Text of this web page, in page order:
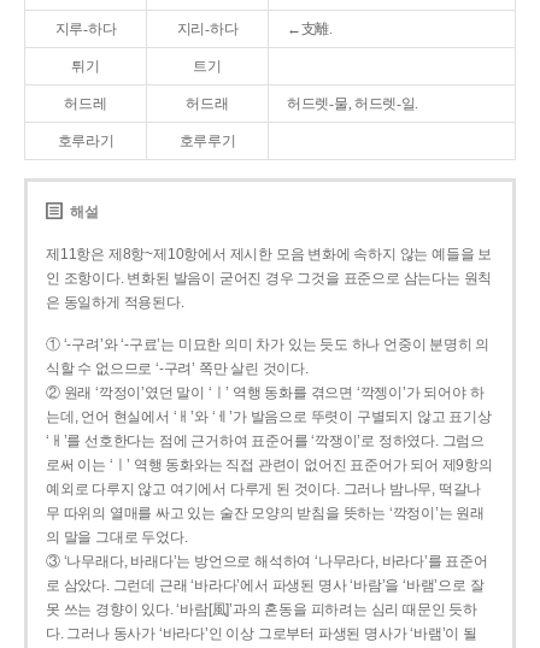
지루-하다 지리-하다 ←支離.
튀기 트기
허드레 허드래 허드렛-물, 허드렛-일.
호루라기 호루루기
해설
제11항은 제8항~제10항에서 제시한 모음 변화에 속하지 않는 예들을 보
인 조항이다. 변화된 발음이 굳어진 경우 그것을 표준으로 삼는다는 원칙
은 동일하게 적용된다.
① ‘-구려’와 ‘-구료’는 미묘한 의미 차가 있는 듯도 하나 언중이 분명히 의
식할 수 없으므로 ‘-구려’ 쪽만 살린 것이다.
② 원래 ‘깍정이’였던 말이 ‘ㅣ’ 역행 동화를 겪으면 ‘깍젱이’가 되어야 하
는데, 언어 현실에서 ‘ㅐ’와 ‘ㅔ’가 발음으로 뚜렷이 구별되지 않고 표기상
‘ㅐ’를 선호한다는 점에 근거하여 표준어를 ‘깍쟁이’로 정하였다. 그럼으
로써 이는 ‘ㅣ’ 역행 동화와는 직접 관련이 없어진 표준어가 되어 제9항의
예외로 다루지 않고 여기에서 다루게 된 것이다. 그러나 밤나무, 떡갈나
무 따위의 열매를 싸고 있는 술잔 모양의 받침을 뜻하는 ‘깍정이’는 원래
의 말을 그대로 두었다.
③ ‘나무래다, 바래다’는 방언으로 해석하여 ‘나무라다, 바라다’를 표준어
로 삼았다. 그런데 근래 ‘바라다’에서 파생된 명사 ‘바람’을 ‘바램’으로 잘
못 쓰는 경향이 있다. ‘바람[風]’과의 혼동을 피하려는 심리 때문인 듯하
다. 그러나 동사가 ‘바라다’인 이상 그로부터 파생된 명사가 ‘바램’이 될